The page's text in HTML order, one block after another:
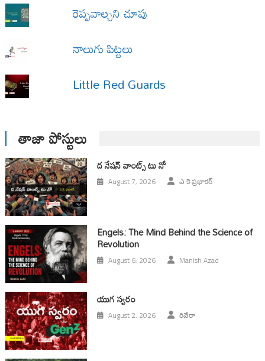
రెప్పవాల్చని చూపు
నాలుగు పిట్టలు
Little Red Guards
తాజా పోస్టులు
ద నేషన్ వాంట్స్ టు నో
August 7, 2026 ఎ కె ప్రభాకర్
Engels: The Mind Behind the Science of
Revolution
August 6, 2026 Manish Azad
యుగ స్వ‌రం
August 2, 2026 రివేరా